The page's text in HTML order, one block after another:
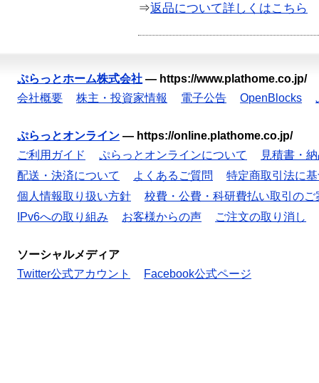
⇒返品について詳しくはこちら
ぷらっとホーム株式会社 — https://www.plathome.co.jp/
会社概要
株主・投資家情報 電子公告 OpenBlocks
ぷらっとオンライン — https://online.plathome.co.jp/
ご利用ガイド
ぷらっとオンラインについて
見積書・
配送・決済について
よくあるご質問
特定商取引法に
個人情報取り扱い方針
校費・公費・科研費払い取引のご
IPv6への取り組み
お客様からの声 ご注文の取り消し
ソーシャルメディア
Twitter公式アカウント
Facebook公式ページ